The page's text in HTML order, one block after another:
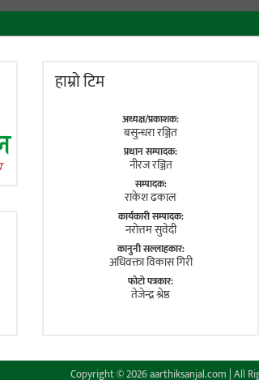
हाम्राे टिम
अध्यक्ष/प्रकाशक:
बसुन्धरा रञ्जित
प्रधान सम्पादक:
नीरज रञ्जित
सम्पादक:
राकेश ढकाल
कार्यकारी सम्पादक:
नराेत्तम सुवेदी
कानुनी सल्लाहकार:
अधिवक्ता विकास गिरी
फाेटाे पत्रकार:
तेजेन्द्र श्रेष्ठ
Copyright © 2026 aarthiksanjal.com | All